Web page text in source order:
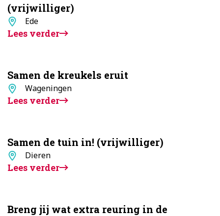
(vrijwilliger)
Standplaats
Ede
Lees verder
Samen de kreukels eruit
Standplaats
Wageningen
Lees verder
Samen de tuin in! (vrijwilliger)
Standplaats
Dieren
Lees verder
Breng jij wat extra reuring in de